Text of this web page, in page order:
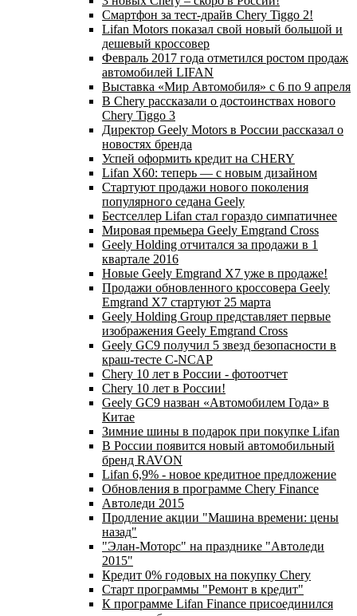
Смартфон за тест-драйв Chery Tiggo 2!
Lifan Motors показал свой новый большой и
дешевый кроссовер
Февраль 2017 года отметился ростом продаж
автомобилей LIFAN
Выставка «Мир Автомобиля» с 6 по 9 апреля
В Chery рассказали о достоинствах нового
Chery Tiggo 3
Директор Geely Motors в России рассказал о
новостях бренда
Успей оформить кредит на CHERY
Lifan X60: теперь — с новым дизайном
Стартуют продажи нового поколения
популярного седана Geely
Бестселлер Lifan стал гораздо симпатичнее
Мировая премьера Geely Emgrand Cross
Geely Holding отчитался за продажи в 1
квартале 2016
Новые Geely Emgrand X7 уже в продаже!
Продажи обновленного кроссовера Geely
Emgrand X7 стартуют 25 марта
Geely Holding Group представляет первые
изображения Geely Emgrand Cross
Geely GC9 получил 5 звезд безопасности в
краш-тесте C-NCAP
Chery 10 лет в России - фотоотчет
Chery 10 лет в России!
Geely GC9 назван «Автомобилем Года» в
Китае
Зимние шины в подарок при покупке Lifan
В России появится новый автомобильный
бренд RAVON
Lifan 6,9% - новое кредитное предложение
Обновления в программе Chery Finance
Автоледи 2015
Продление акции "Машина времени: цены
назад"
"Элан-Моторс" на празднике "Автоледи
2015"
Кредит 0% годовых на покупку Chery
Старт программы "Ремонт в кредит"
К программе Lifan Finance присоединился